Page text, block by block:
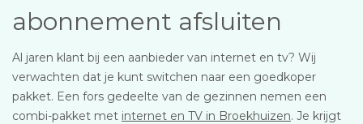
abonnement afsluiten
Al jaren klant bij een aanbieder van internet en tv? Wij
verwachten dat je kunt switchen naar een goedkoper
pakket. Een fors gedeelte van de gezinnen nemen een
combi-pakket met internet en TV in Broekhuizen. Je krijgt